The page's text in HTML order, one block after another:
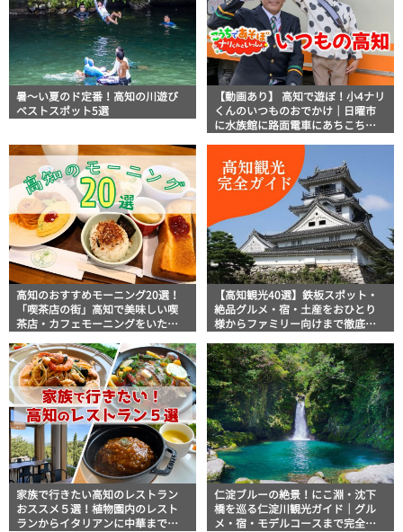
暑～い夏のド定番！高知の川遊び
ベストスポット5選
【動画あり】 高知で遊ぼ！小4ナリ
くんのいつものおでかけ｜日曜市
に水族館に路面電車にあちこち巡
高知のおすすめモーニング20選！
「喫茶店の街」高知で美味しい喫
茶店・カフェモーニングをいただ
【高知観光40選】鉄板スポット・
絶品グルメ・宿・土産をおひとり
様からファミリー向けまで徹底解
家族で行きたい高知のレストラン
おススメ５選！植物園内のレスト
ランからイタリアンに中華まで楽
仁淀ブルーの絶景！にこ淵・沈下
橋を巡る仁淀川観光ガイド｜グル
メ・宿・モデルコースまで完全網